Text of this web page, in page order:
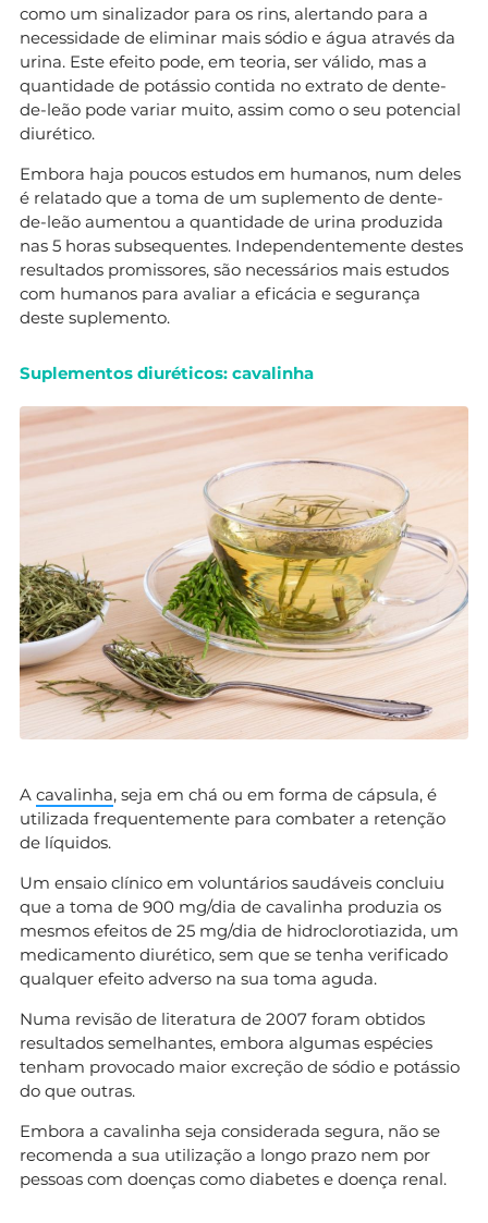
como um sinalizador para os rins, alertando para a
necessidade de eliminar mais sódio e água através da
urina. Este efeito pode, em teoria, ser válido, mas a
quantidade de potássio contida no extrato de dente-
de-leão pode variar muito, assim como o seu potencial
diurético.
Embora haja poucos estudos em humanos, num deles
é relatado que a toma de um suplemento de dente-
de-leão aumentou a quantidade de urina produzida
nas 5 horas subsequentes. Independentemente destes
resultados promissores, são necessários mais estudos
com humanos para avaliar a eficácia e segurança
deste suplemento.
Suplementos diuréticos: cavalinha
A cavalinha, seja em chá ou em forma de cápsula, é
utilizada frequentemente para combater a retenção
de líquidos.
Um ensaio clínico em voluntários saudáveis concluiu
que a toma de 900 mg/dia de cavalinha produzia os
mesmos efeitos de 25 mg/dia de hidroclorotiazida, um
medicamento diurético, sem que se tenha verificado
qualquer efeito adverso na sua toma aguda.
Numa revisão de literatura de 2007 foram obtidos
resultados semelhantes, embora algumas espécies
tenham provocado maior excreção de sódio e potássio
do que outras.
Embora a cavalinha seja considerada segura, não se
recomenda a sua utilização a longo prazo nem por
pessoas com doenças como diabetes e doença renal.